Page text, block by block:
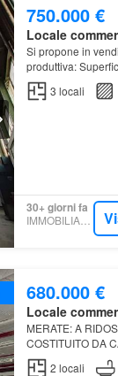
750.000 €
Locale
Si propone in
produttiva:
spogliatoi) • Area
3 locali
30+ giorni fa
IMMOBILIARE.IT
680.000 €
Locale
MERATE: A
COSTITUITO DA
UFFICI
2 locali